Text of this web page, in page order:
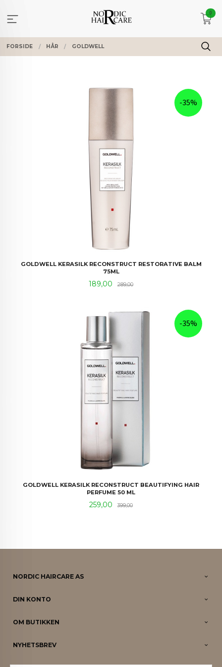
innholdet
0
FORSIDE HÅR GOLDWELL
GOLDWELL KERASILK RECONSTRUCT RESTORATIVE BALM
75ML
Tilbud
189,00 289,00Rabatt
-35%
GOLDWELL KERASILK RECONSTRUCT BEAUTIFYING HAIR
PERFUME 50 ML
Tilbud
259,00 399,00Rabatt
-35%
NORDIC HAIRCARE AS
DIN KONTO
OM BUTIKKEN
NYHETSBREV